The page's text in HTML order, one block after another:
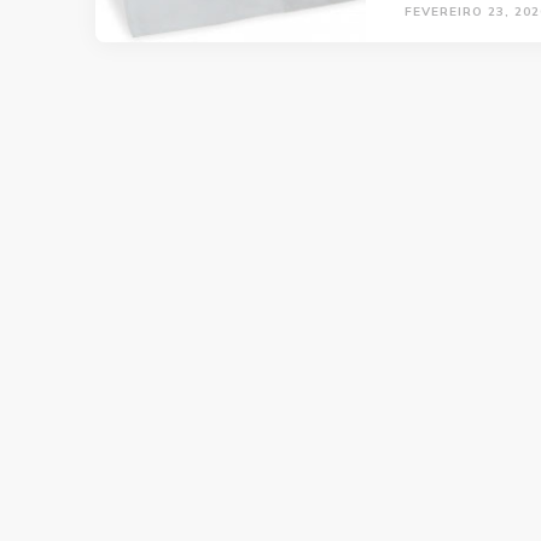
FEVEREIRO 23,